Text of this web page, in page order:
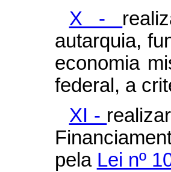
X -
autarquia,
economia
federal, a
XI -
pela Lei nº